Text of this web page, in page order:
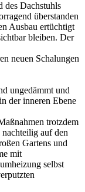
des Dachstuhls
überstanden
Ausbau ertüchtigt
bleiben. Der
neuen Schalungen
ungedämmt und
der inneren Ebene
trotzdem
auf den
Gartens und
mit
selbst